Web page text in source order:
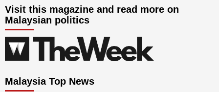
Visit this magazine and read more on
Malaysian politics
Malaysia Top News